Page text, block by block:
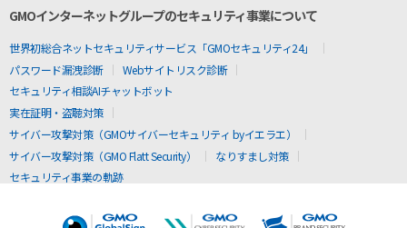
GMOインターネットグループのセキュリティ事業について
世界初総合ネットセキュリティサービス「GMOセキュリティ24」
パスワード漏洩診断
Webサイトリスク診断
セキュリティ相談AIチャットボット
実在証明・盗聴対策
サイバー攻撃対策（GMOサイバーセキュリティ byイエラエ）
サイバー攻撃対策（GMO Flatt Security）
なりすまし対策
セキュリティ事業の軌跡